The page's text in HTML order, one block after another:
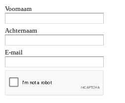
Voornaam
Achternaam
E-mail